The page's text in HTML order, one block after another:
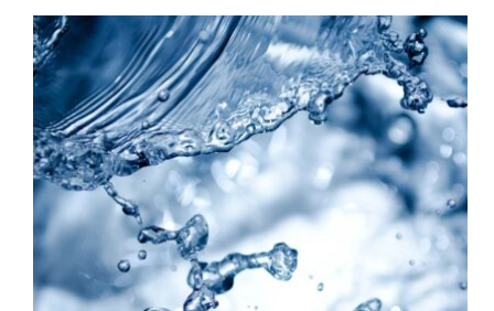
啡
協
會
「SCAE」，
並
推
出
Best
of
Ethiopia
計
畫